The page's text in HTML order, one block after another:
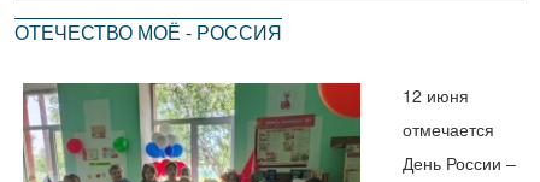
ОТЕЧЕСТВО МОЁ - РОССИЯ
12 июня
отмечается
День России –